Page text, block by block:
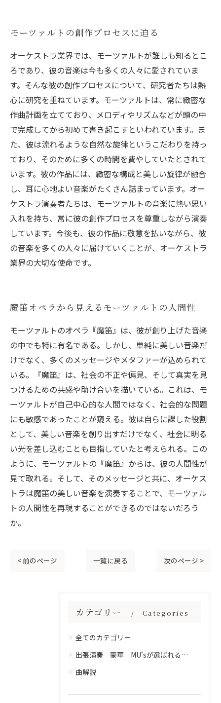
モーツァルトの創作プロセスに迫る
オーケストラ業界では、モーツァルトが誰しも知るとこ
ろであり、彼の音楽は今も多くの人々に愛されていま
す。そんな彼の創作プロセスについて、研究者たちは熱
心に研究を重ねています。モーツァルトは、常に緻密な
作曲計画を立てており、メロディやリズムなどが頭の中
で完成してから初めて書き起こすといわれています。ま
た、彼は流れるような自然な旋律というこだわりを持っ
ており、そのために多くの時間を費やしていたとされて
います。彼の作品には、緻密な構成と美しい旋律が融合
し、耳に心地よい音楽がたくさん詰まっています。オー
ケストラ演奏者たちは、モーツァルトの音楽に熱い思い
入れを持ち、常に彼の創作プロセスを尊重しながら演奏
しています。今後も、彼の作品に敬意を払いながら、彼
の音楽を多くの人々に届けていくことが、オーケストラ
業界の大切な使命です。
魔笛オペラから見えるモーツァルトの人間性
モーツァルトのオペラ『魔笛』は、彼が創り上げた音楽
の中でも特に有名である。しかし、単純に美しい音楽だ
けでなく、多くのメッセージやメタファーが込められて
いる。『魔笛』は、社会の不正や偏見、そして真実を見
つけるための共感や助け合いを描いている。これは、モ
ーツァルトが自己中心的な人間ではなく、社会的な問題
にも敏感であったことが窺える。彼は自らに課した役割
として、美しい音楽を創り出すだけでなく、社会に明る
い光を差し込むことも目指していたと考えられる。この
ように、モーツァルトの『魔笛』からは、彼の人間性が
見て取れる。そして、そのメッセージと共に、オーケス
トラは魔笛の美しい音楽を演奏することで、モーツァル
トの人間性を再現することができるのではないだろう
か。
< 前のページ 一覧に戻る 次のページ >
カテゴリー Categories
全てのカテゴリー
出張演奏 豪華 MU'sが選ばれる理由 一流の演奏家
曲解説